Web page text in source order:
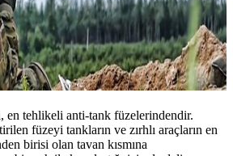
en tehlikeli anti-tank füzelerindendir.
füzeyi tankların ve zırhlı araçların en
birisi olan tavan kısmına